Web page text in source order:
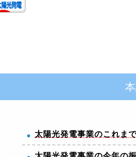
太陽光発電事業のこれま